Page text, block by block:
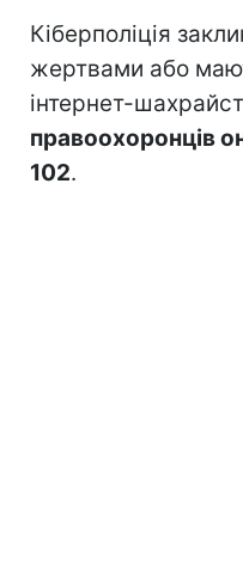
Кіберполіція
жертвами або
інтернет-
правоохоронців
102.